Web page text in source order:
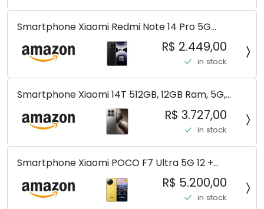
Smartphone Xiaomi Redmi Note 14 Pro 5G
Midnight Black (Preto) 12GB RAM 512GB ROM NFC
[ 24090RA29G ]
R$ 2.449,00
in stock
Smartphone Xiaomi 14T 512GB, 12GB Ram, 5G,
Leica, Cinza - no Brasil
R$ 3.727,00
in stock
Smartphone Xiaomi POCO F7 Ultra 5G 12 +
256GB/16+512GB Processador Snapdragon 8 Elite
Top de Linha Chip VisionBoost D7 para Jogos
Pesados Tela Flow AMOLED 2K...
R$ 5.200,00
in stock